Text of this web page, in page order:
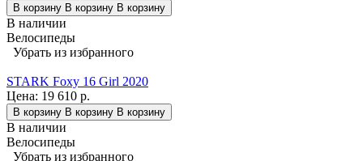
В корзину В корзину В корзину
В наличии
Велосипеды
Убрать из избранного
STARK Foxy 16 Girl 2020
Цена: 19 610 р.
В корзину В корзину В корзину
В наличии
Велосипеды
Убрать из избранного